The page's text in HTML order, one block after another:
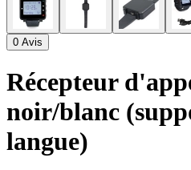
0 Avis
Récepteur
noir/blanc
langue)